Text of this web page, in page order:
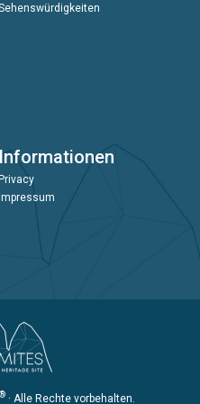
Informationen
®· Alle Rechte vorbehalten.